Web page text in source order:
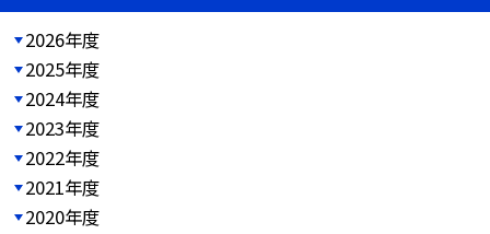
2026年度
2025年度
2024年度
2023年度
2022年度
2021年度
2020年度